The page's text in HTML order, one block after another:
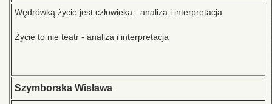
Wędrówką życie jest człowieka - analiza i interpretacja
Życie to nie teatr - analiza i interpretacja
Szymborska Wisława